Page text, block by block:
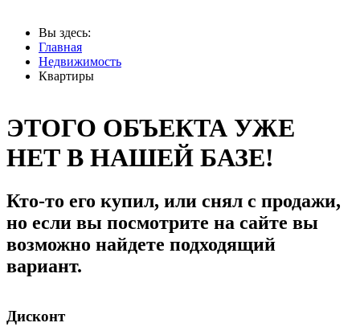
Вы здесь:
Главная
Недвижимость
Квартиры
ЭТОГО ОБЪЕКТА УЖЕ
НЕТ В НАШЕЙ БАЗЕ!
Кто-то его купил, или снял с продажи,
но если вы посмотрите на сайте вы
возможно найдете подходящий
вариант.
Дисконт